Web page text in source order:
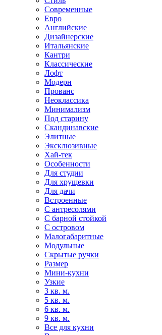
Современные
Евро
Английские
Дизайнерские
Итальянские
Кантри
Классические
Лофт
Модерн
Прованс
Неоклассика
Минимализм
Под старину
Скандинавские
Элитные
Эксклюзивные
Хай-тек
Особенности
Для студии
Для хрущевки
Для дачи
Встроенные
С антресолями
С барной стойкой
С островом
Малогабаритные
Модульные
Скрытые ручки
Размер
Мини-кухни
Узкие
3 кв. м.
5 кв. м.
6 кв. м.
9 кв. м.
Все для кухни